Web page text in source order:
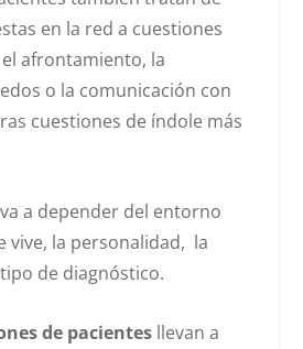
en la red a cuestiones
afrontamiento, la
o la comunicación con
cuestiones de índole más
a depender del entorno
vive, la personalidad, la
de diagnóstico.
de pacientes llevan a